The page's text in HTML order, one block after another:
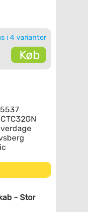
i 4 varianter
Køb
- Stor